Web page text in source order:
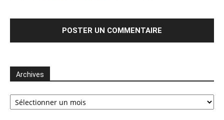
Archives
Archives